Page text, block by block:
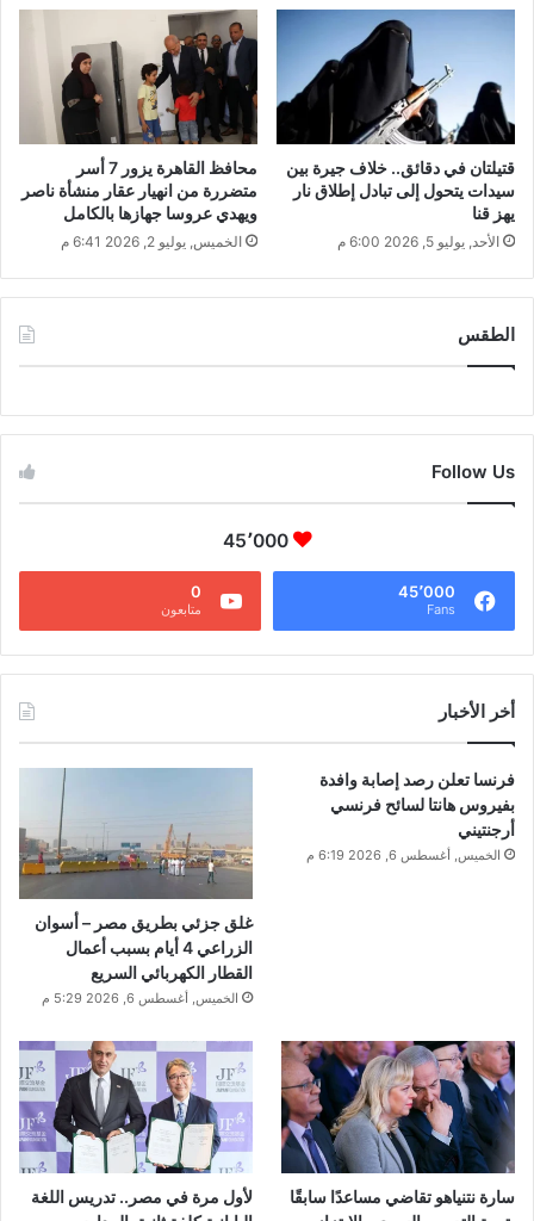
قتيلتان في دقائق.. خلاف جيرة بين
سيدات يتحول إلى تبادل إطلاق نار
يهز قنا
الأحد, يوليو 5, 2026 6:00 م
محافظ القاهرة يزور 7 أسر
متضررة من انهيار عقار منشأة ناصر
ويهدي عروسا جهازها بالكامل
الخميس, يوليو 2, 2026 6:41 م
الطقس
Follow Us
45٬000
45٬000
Fans
0
متابعون
أخر الأخبار
فرنسا تعلن رصد إصابة وافدة
بفيروس هانتا لسائح فرنسي
أرجنتيني
الخميس, أغسطس 6, 2026 6:19 م
غلق جزئي بطريق مصر – أسوان
الزراعي 4 أيام بسبب أعمال
القطار الكهربائي السريع
الخميس, أغسطس 6, 2026 5:29 م
سارة نتنياهو تقاضي مساعدًا سابقًا
لأول مرة في مصر.. تدريس اللغة